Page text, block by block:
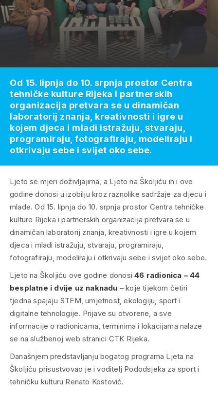
Ljeto se mjeri doživljajima, a Ljeto na Školjiću ih i ove
godine donosi u izobilju kroz raznolike sadržaje za djecu i
mlade. Od 15. lipnja do 10. srpnja prostor Centra tehničke
kulture Rijeka i partnerskih organizacija pretvara se u
dinamičan laboratorij znanja, kreativnosti i igre u kojem
djeca i mladi istražuju, stvaraju, programiraju,
fotografiraju, modeliraju i otkrivaju sebe i svijet oko sebe.
Ljeto na Školjiću ove godine donosi46 radionica – 44
besplatne i dvije uz naknadu – koje tijekom četiri
tjedna spajaju STEM, umjetnost, ekologiju, sport i
digitalne tehnologije. Prijave su otvorene, a sve
informacije o radionicama, terminima i lokacijama nalaze
se na službenoj web stranici CTK Rijeka.
Današnjem predstavljanju bogatog programa Ljeta na
Školjiću prisustvovao je i voditelj Pododsjeka za sport i
tehničku kulturu Renato Kostović.
Od 15. lipnja do 10. srpnja prostor Centra
tehničke kulture Rijeka i partnerskih
organizacija pretvara se u dinamičan
laboratorij znanja, kreativnosti i igre u
kojem djeca i mladi istražuju, stvaraju,
programiraju, fotografiraju, modeliraju i
otkrivaju sebe i svijet oko sebe.